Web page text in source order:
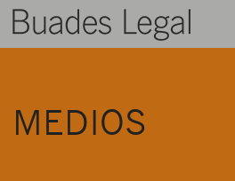
MEDIOS